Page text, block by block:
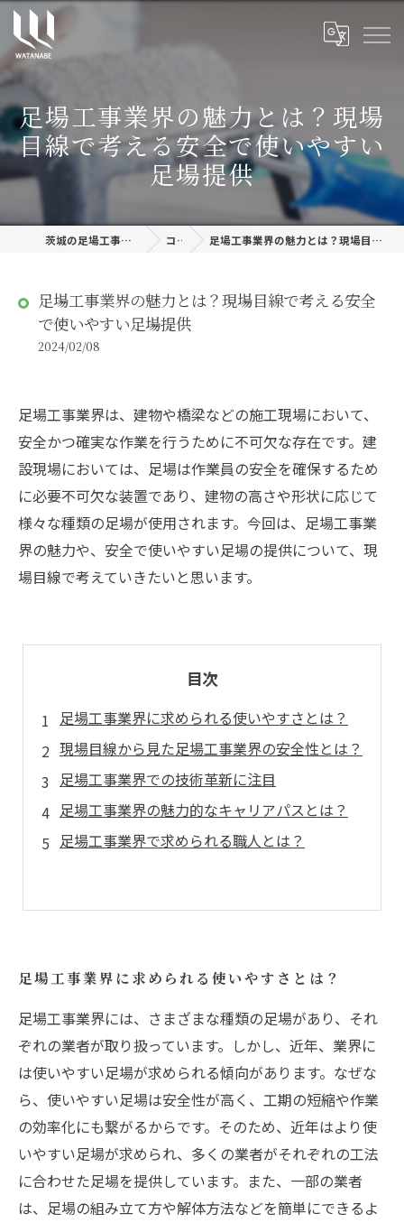
足場工事業界の魅力とは？現場
目線で考える安全で使いやすい
足場提供
茨城の足場工事なら株式会社渡邊建設 コラム 足場工事業界の魅力とは？現場目線で考える安全で使いやすい足場提供
足場工事業界の魅力とは？現場目線で考える安全
で使いやすい足場提供
2024/02/08
足場工事業界は、建物や橋梁などの施工現場において、
安全かつ確実な作業を行うために不可欠な存在です。建
設現場においては、足場は作業員の安全を確保するため
に必要不可欠な装置であり、建物の高さや形状に応じて
様々な種類の足場が使用されます。今回は、足場工事業
界の魅力や、安全で使いやすい足場の提供について、現
場目線で考えていきたいと思います。
目次
足場工事業界に求められる使いやすさとは？
現場目線から見た足場工事業界の安全性とは？
足場工事業界での技術革新に注目
足場工事業界の魅力的なキャリアパスとは？
足場工事業界で求められる職人とは？
足場工事業界に求められる使いやすさとは？
足場工事業界には、さまざまな種類の足場があり、それ
ぞれの業者が取り扱っています。しかし、近年、業界に
は使いやすい足場が求められる傾向があります。なぜな
ら、使いやすい足場は安全性が高く、工期の短縮や作業
の効率化にも繋がるからです。そのため、近年はより使
いやすい足場が求められ、多くの業者がそれぞれの工法
に合わせた足場を提供しています。また、一部の業者
は、足場の組み立て方や解体方法などを簡単にできるよ